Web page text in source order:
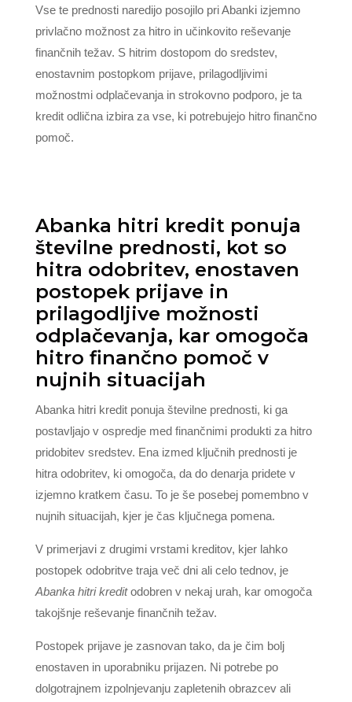
Vse te prednosti naredijo posojilo pri Abanki izjemno
privlačno možnost za hitro in učinkovito reševanje
finančnih težav. S hitrim dostopom do sredstev,
enostavnim postopkom prijave, prilagodljivimi
možnostmi odplačevanja in strokovno podporo, je ta
kredit odlična izbira za vse, ki potrebujejo hitro finančno
pomoč.
Abanka hitri kredit ponuja
številne prednosti, kot so
hitra odobritev, enostaven
postopek prijave in
prilagodljive možnosti
odplačevanja, kar omogoča
hitro finančno pomoč v
nujnih situacijah
Abanka hitri kredit ponuja številne prednosti, ki ga
postavljajo v ospredje med finančnimi produkti za hitro
pridobitev sredstev. Ena izmed ključnih prednosti je
hitra odobritev, ki omogoča, da do denarja pridete v
izjemno kratkem času. To je še posebej pomembno v
nujnih situacijah, kjer je čas ključnega pomena.
V primerjavi z drugimi vrstami kreditov, kjer lahko
postopek odobritve traja več dni ali celo tednov, je
Abanka hitri kreditodobren v nekaj urah, kar omogoča
takojšnje reševanje finančnih težav.
Postopek prijave je zasnovan tako, da je čim bolj
enostaven in uporabniku prijazen. Ni potrebe po
dolgotrajnem izpolnjevanju zapletenih obrazcev ali